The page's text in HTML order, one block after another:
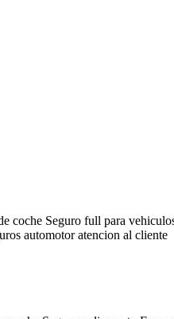
coche Seguro full para
automotor atencion al cliente